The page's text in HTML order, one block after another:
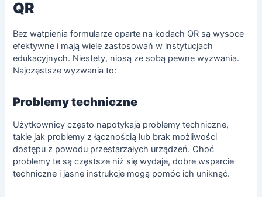
QR
Bez wątpienia formularze oparte na kodach QR są wysoce
efektywne i mają wiele zastosowań w instytucjach
edukacyjnych. Niestety, niosą ze sobą pewne wyzwania.
Najczęstsze wyzwania to:
Problemy techniczne
Użytkownicy często napotykają problemy techniczne,
takie jak problemy z łącznością lub brak możliwości
dostępu z powodu przestarzałych urządzeń. Choć
problemy te są częstsze niż się wydaje, dobre wsparcie
techniczne i jasne instrukcje mogą pomóc ich uniknąć.